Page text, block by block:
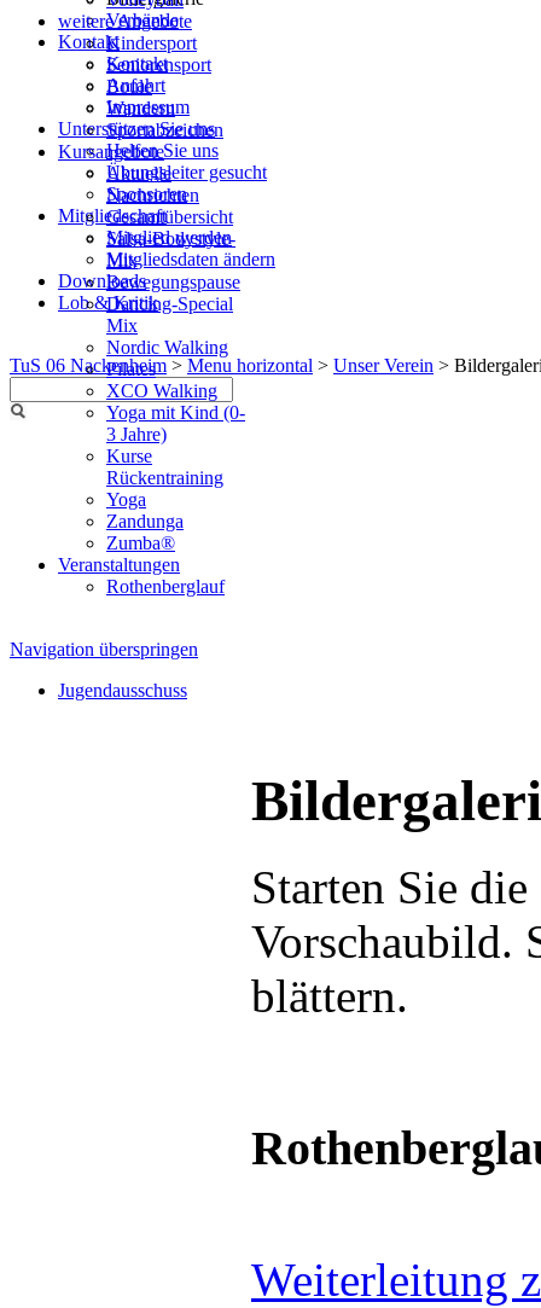
Verbände
Kontakt
Kontakt
Anfahrt
Impressum
Unterstützen Sie uns
Helfen Sie uns
Übungsleiter gesucht
Sponsoren
Mitgliedschaft
Mitglied werden
Mitgliedsdaten ändern
Downloads
Lob & Kritik
TuS 06 Nackenheim > Menu horizontal > Unser Verein >
weitere Angebote
Kindersport
Seniorensport
Boule
Wandern
Sportabzeichen
Kursangebote
Aktuelle
Nachrichten
Gesamtübersicht
Salsa-Bodystyle-
Mix
Bewegungspause
Dancing-Special
Mix
Nordic Walking
Pilates
XCO Walking
Yoga mit Kind (0-
3 Jahre)
Kurse
Rückentraining
Yoga
Zandunga
Zumba®
Veranstaltungen
Rothenberglauf
Navigation überspringen
Jugendausschuss
Starten Sie
Vorschaubild.
blättern.
Weiterleitung